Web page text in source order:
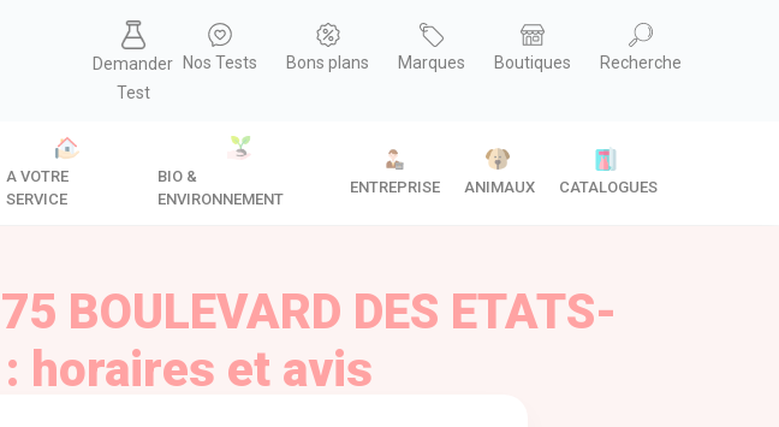
Demander
Test
Nos Tests Bons plans Marques Boutiques Recherche
A VOTRE
SERVICE
BIO &
ENVIRONNEMENT
ENTREPRISE ANIMAUX CATALOGUES
BOULEVARD DES ETATS-
horaires et avis